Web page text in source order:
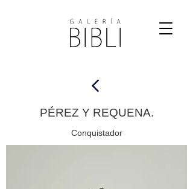
PÉREZ Y REQUENA.
Conquistador